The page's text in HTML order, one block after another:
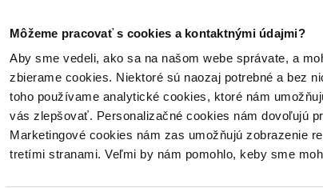
Môžeme pracovať s cookies a kontaktnými údajmi?
Aby sme vedeli, ako sa na našom webe správate, a
zbierame cookies. Niektoré sú naozaj potrebné a bez
toho používame analytické cookies, ktoré nám
vás zlepšovať. Personalizačné cookies nám dovoľujú
Marketingové cookies nám zas umožňujú zobrazenie
tretími stranami. Veľmi by nám pomohlo, keby sme
Poukážky Kontakt